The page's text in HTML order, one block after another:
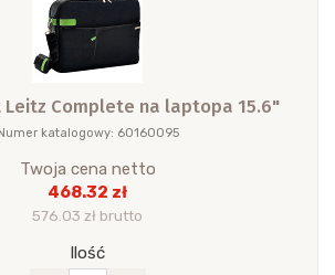
Leitz Complete na laptopa 15.6"
katalogowy: 60160095
Twoja cena netto
468.32 zł
576.03 zł brutto
Ilość